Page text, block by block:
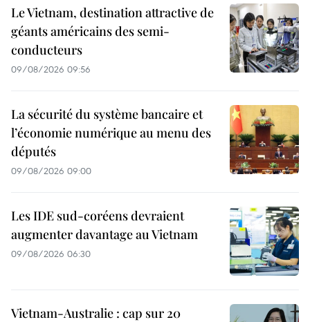
Le Vietnam, destination attractive de
géants américains des semi-
conducteurs
09/08/2026 09:56
La sécurité du système bancaire et
l’économie numérique au menu des
députés
09/08/2026 09:00
Les IDE sud-coréens devraient
augmenter davantage au Vietnam
09/08/2026 06:30
Vietnam-Australie : cap sur 20